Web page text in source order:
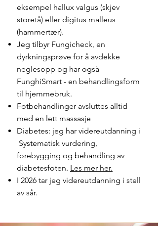
eksempel hallux valgus (skjev
storetå) eller digitus malleus
(hammertær).
Jeg tilbyr Fungicheck, en
dyrkningsprøve for å avdekke
neglesopp og har også
FunghiSmart - en behandlingsform
til hjemmebruk.
Fotbehandlinger avsluttes alltid
med en lett massasje
Diabetes: jeg har videreutdanning i
Systematisk vurdering,
forebygging og behandling av
diabetesfoten. Les mer her.​
I 2026 tar jeg videreutdanning i stell
av sår.